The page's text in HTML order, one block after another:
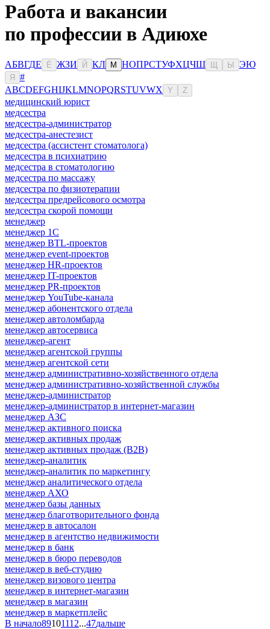
Работа и вакансии
по профессии в Адиюхе
АБВГДЕ Ё ЖЗИ Й КЛ М НОПРСТУФХЦЧШ Ы ЭЮ
Я
#
ABCDEFGHIJKLMNOPQRSTUVWX Y Z
медицинский юрист
медсестра
медсестра-администратор
медсестра-анестезист
медсестра (ассистент стоматолога)
медсестра в психиатрию
медсестра в стоматологию
медсестра по массажу
медсестра по физиотерапии
медсестра предрейсового осмотра
медсестра скорой помощи
менеджер
менеджер 1С
менеджер BTL-проектов
менеджер event-проектов
менеджер HR-проектов
менеджер IT-проектов
менеджер PR-проектов
менеджер YouTube-канала
менеджер абонентского отдела
менеджер автоломбарда
менеджер автосервиса
менеджер-агент
менеджер агентской группы
менеджер агентской сети
менеджер административно-хозяйственного отдела
менеджер административно-хозяйственной службы
менеджер-администратор
менеджер-администратор в интернет-магазин
менеджер АЗС
менеджер активного поиска
менеджер активных продаж
менеджер активных продаж (B2B)
менеджер-аналитик
менеджер-аналитик по маркетингу
менеджер аналитического отдела
менеджер АХО
менеджер базы данных
менеджер благотворительного фонда
менеджер в автосалон
менеджер в агентство недвижимости
менеджер в банк
менеджер в бюро переводов
менеджер в веб-студию
менеджер визового центра
менеджер в интернет-магазин
менеджер в магазин
менеджер в маркетплейс
В начало89101112...47дальше